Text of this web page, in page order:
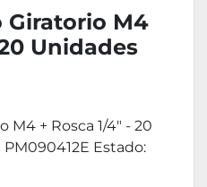
Giratorio M4
Unidades
M4 + Rosca 1/4" - 20
Estado: